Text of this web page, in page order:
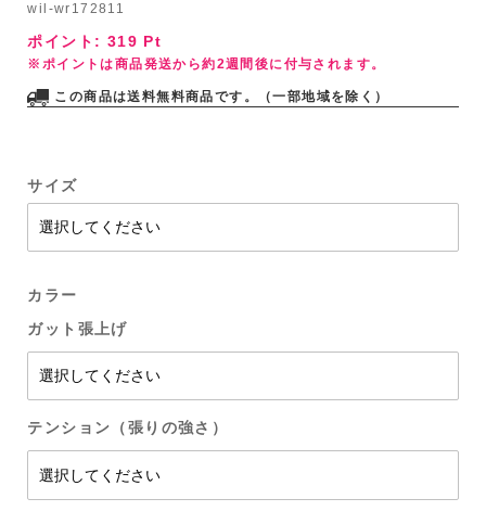
wil-wr172811
ポイント: 319 Pt
※ポイントは商品発送から約2週間後に付与されます。
この商品は送料無料商品です。（一部地域を除く）
サイズ
カラー
ガット張上げ
テンション（張りの強さ）